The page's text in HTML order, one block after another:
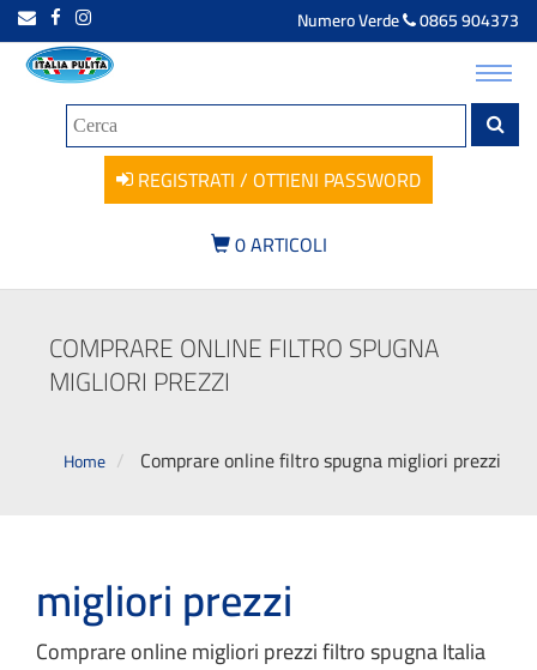
Numero Verde 0865 904373
REGISTRATI / OTTIENI PASSWORD
0ARTICOLI
COMPRARE ONLINE FILTRO SPUGNA
MIGLIORI PREZZI
Home Comprare online filtro spugna migliori prezzi
migliori prezzi
Comprare online migliori prezzi filtro spugna Italia